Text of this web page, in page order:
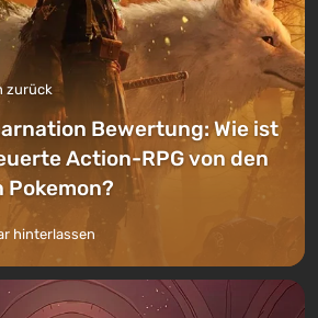
zurück
Bewertung: Wie ist
Action-RPG von den
hinterlassen